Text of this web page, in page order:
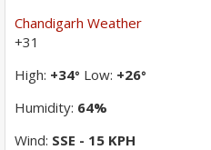
Chandigarh Weather
+31
High: +34° Low: +26°
Humidity: 64%
Wind: SSE - 15 KPH